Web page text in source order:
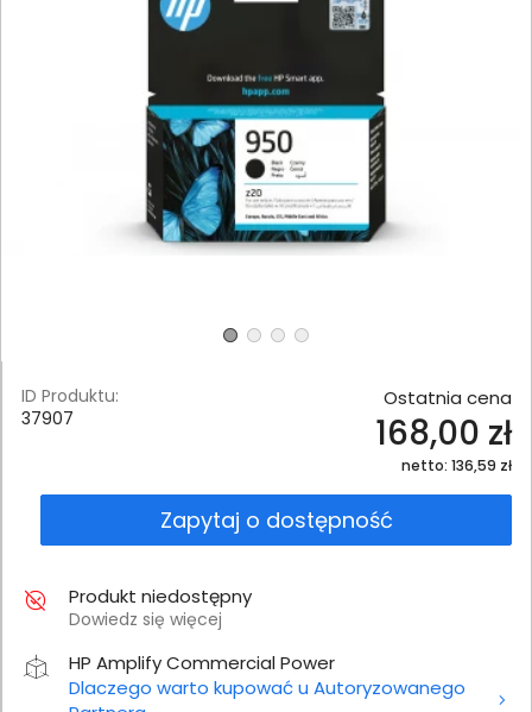
ID Produktu:
37907
Ostatnia cena
168,00 zł
netto: 136,59 zł
Zapytaj o dostępność
Produkt niedostępny
Dowiedz się więcej
HP Amplify Commercial Power
Dlaczego warto kupować u Autoryzowanego